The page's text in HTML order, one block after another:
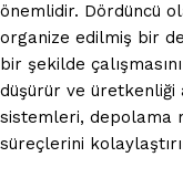
önemlidir. Dördüncü
organize edilmiş bir
bir şekilde
düşürür ve üretkenliği
sistemleri, depolama
süreçlerini